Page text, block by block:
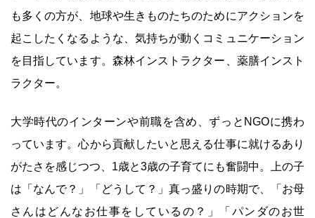
も多くの方が、地球や生きものたちのためにアクションを
起こしたくなるような、気持ちが動くコミュニケーション
を目指しています。森林インストラクター、薬膳インスト
ラクター。
大学時代のインターンや前職を含め、ずっとNGOに携わ
っています。心から貢献したいと思える仕事に就けるあり
がたさを感じつつ、1歳と3歳の子育てにも奮闘中。上の子
は「なんで？」「どうして？」真っ盛りの時期で、「お母
さんはどんなお仕事をしているの？」「パンダのお世